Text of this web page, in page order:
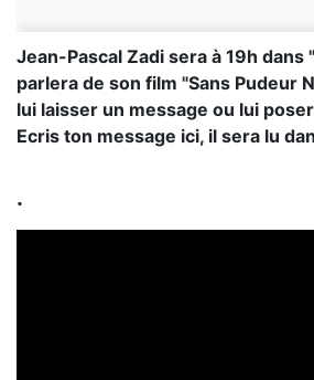
Jean-Pascal Zadi sera à 19h dans
parlera de son film "Sans Pudeur
lui laisser un message ou lui
Ecris ton message ici, il sera lu
.